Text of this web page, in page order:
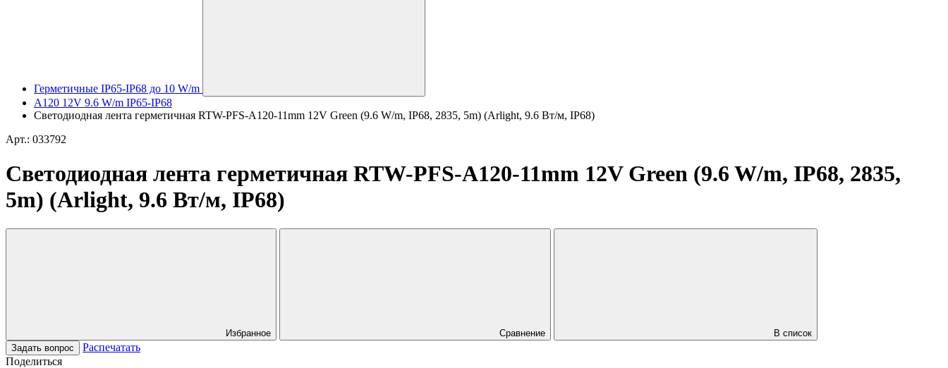
Герметичные IP65-IP68 до 10 W/m
A120 12V 9.6 W/m IP65-IP68
Светодиодная лента герметичная RTW-PFS-A120-11mm 12V Green (9.6 W/m, IP68, 2835, 5m) (Arlight, 9.6 Вт/м, IP68)
Арт.: 033792
Светодиодная лента герметичная RTW-PFS-A120-11mm 12V Green (9.6 W/m, IP68, 2835,
5m) (Arlight, 9.6 Вт/м, IP68)
Избранное Сравнение
В список
Задать вопрос
Распечатать
Поделиться